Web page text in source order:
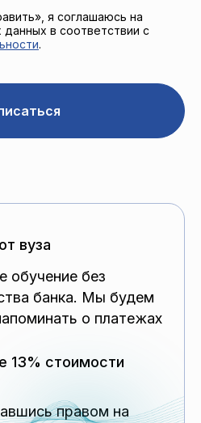
я соглашаюсь на
в соответствии с
.
вуза
обучение без
банка. Мы будем
о платежах
13% стоимости
правом на